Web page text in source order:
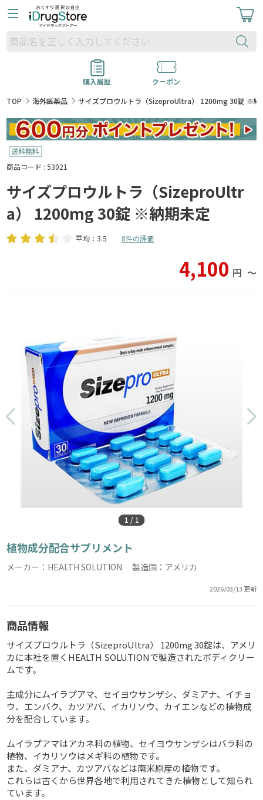
購入履歴
クーポン
TOP
海外医薬品 サイズプロウルトラ（SizeproUltra） 1200mg 30錠 ※納
商品コード : 53021
サイズプロウルトラ（SizeproUltr
a） 1200mg 30錠 ※納期未定
平均：3.5 8件の評価
4,100 円 〜
1 / 1
植物成分配合サプリメント
メーカー：HEALTH SOLUTION 製造国：アメリカ
2026/03/13 更新
商品情報
サイズプロウルトラ（SizeproUltra） 1200mg 30錠は、アメリ
カに本社を置くHEALTH SOLUTIONで製造されたボディクリー
ムです。
主成分にムイラプアマ、セイヨウサンザシ、ダミアナ、イチョ
ウ、エンバク、カツアバ、イカリソウ、カイエンなどの植物成
分を配合しています。
ムイラプアマはアカネ科の植物、セイヨウサンザシはバラ科の
植物、イカリソウはメギ科の植物です。
また、ダミアナ、カツアバなどは南米原産の植物です。
これらは古くから世界各地で利用されてきた植物として知られ
ています。